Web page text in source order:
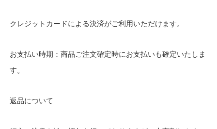
クレジットカードによる決済がご利用いただけます。
お支払い時期：商品ご注文確定時にお支払いも確定いたしま
す。
返品について